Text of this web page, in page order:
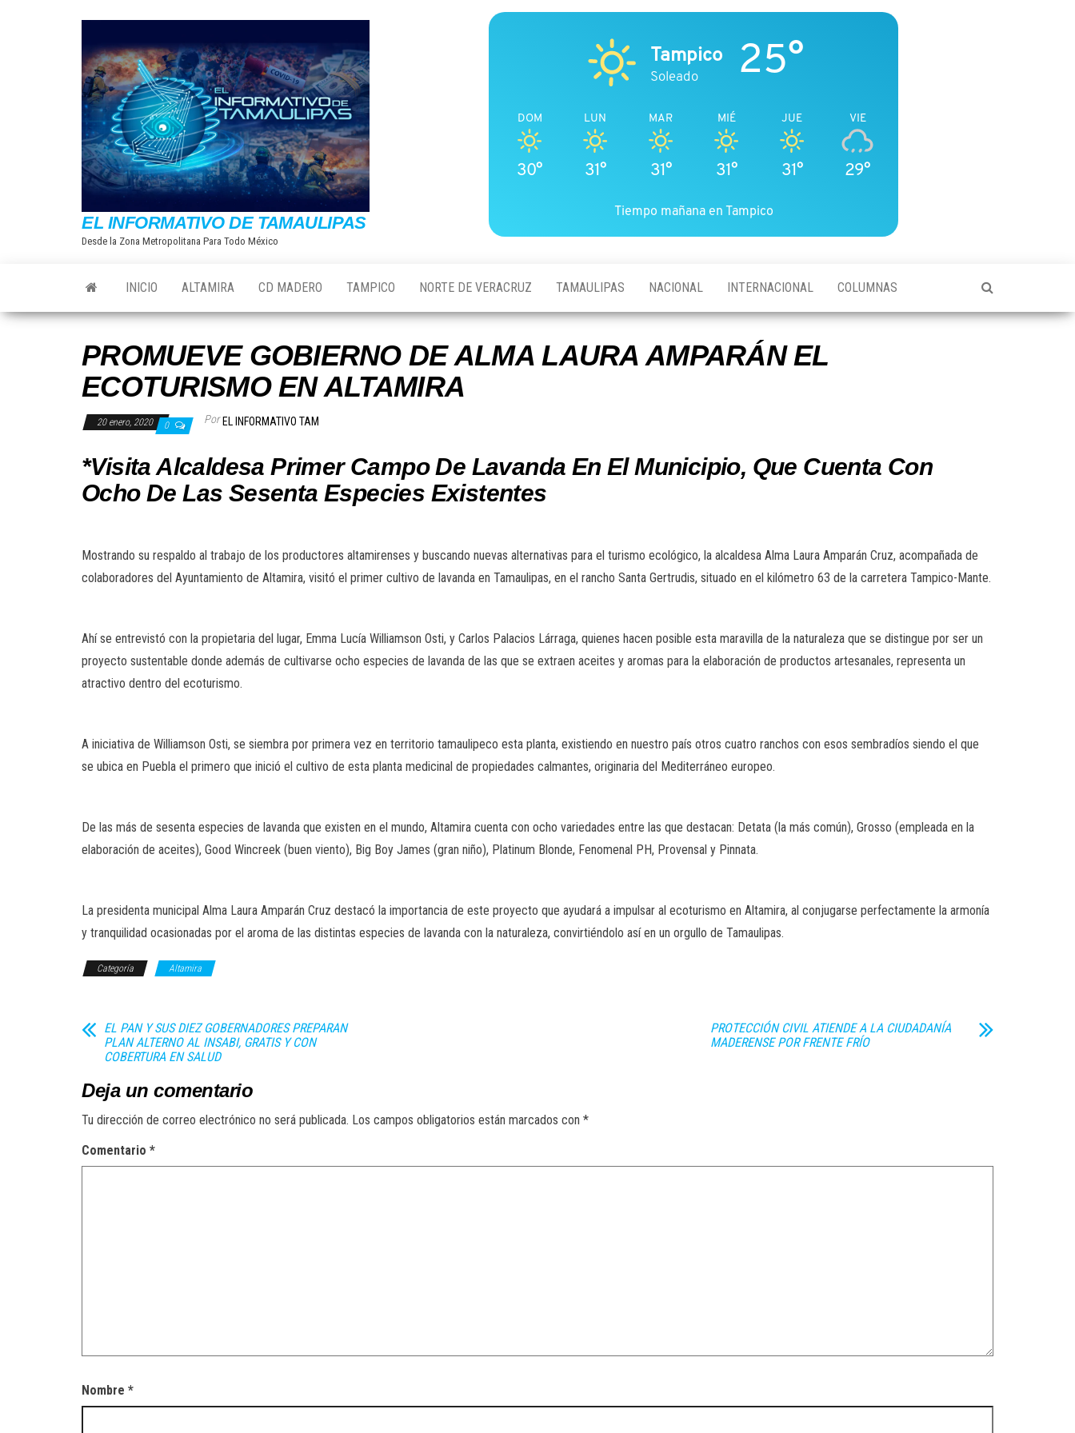
EL INFORMATIVO DE TAMAULIPAS
Desde la Zona Metropolitana Para Todo México
Tampico
Soleado 25°
DOM
30°
LUN
31°
MAR
31°
MIÉ
31°
JUE
31°
VIE
29°
Tiempo mañana en Tampico
INICIO ALTAMIRA CD MADERO TAMPICO NORTE DE VERACRUZ TAMAULIPAS NACIONAL INTERNACIONAL COLUMNAS
PROMUEVE GOBIERNO DE ALMA LAURA AMPARÁN EL
ECOTURISMO EN ALTAMIRA
20 enero, 2020 0 Por EL INFORMATIVO TAM
*Visita Alcaldesa Primer Campo De Lavanda En El Municipio, Que Cuenta Con
Ocho De Las Sesenta Especies Existentes
Mostrando su respaldo al trabajo de los productores altamirenses y buscando nuevas alternativas para el turismo ecológico, la alcaldesa Alma Laura Amparán Cruz, acompañada de
colaboradores del Ayuntamiento de Altamira, visitó el primer cultivo de lavanda en Tamaulipas, en el rancho Santa Gertrudis, situado en el kilómetro 63 de la carretera Tampico-Mante.
Ahí se entrevistó con la propietaria del lugar, Emma Lucía Williamson Osti, y Carlos Palacios Lárraga, quienes hacen posible esta maravilla de la naturaleza que se distingue por ser un
proyecto sustentable donde además de cultivarse ocho especies de lavanda de las que se extraen aceites y aromas para la elaboración de productos artesanales, representa un
atractivo dentro del ecoturismo.
A iniciativa de Williamson Osti, se siembra por primera vez en territorio tamaulipeco esta planta, existiendo en nuestro país otros cuatro ranchos con esos sembradíos siendo el que
se ubica en Puebla el primero que inició el cultivo de esta planta medicinal de propiedades calmantes, originaria del Mediterráneo europeo.
De las más de sesenta especies de lavanda que existen en el mundo, Altamira cuenta con ocho variedades entre las que destacan: Detata (la más común), Grosso (empleada en la
elaboración de aceites), Good Wincreek (buen viento), Big Boy James (gran niño), Platinum Blonde, Fenomenal PH, Provensal y Pinnata.
La presidenta municipal Alma Laura Amparán Cruz destacó la importancia de este proyecto que ayudará a impulsar al ecoturismo en Altamira, al conjugarse perfectamente la armonía
y tranquilidad ocasionadas por el aroma de las distintas especies de lavanda con la naturaleza, convirtiéndolo así en un orgullo de Tamaulipas.
Categoría Altamira
EL PAN Y SUS DIEZ GOBERNADORES PREPARAN
PLAN ALTERNO AL INSABI, GRATIS Y CON
COBERTURA EN SALUD
PROTECCIÓN CIVIL ATIENDE A LA CIUDADANÍA
MADERENSE POR FRENTE FRÍO
Deja un comentario
Tu dirección de correo electrónico no será publicada. Los campos obligatorios están marcados con *
Comentario *
Nombre *